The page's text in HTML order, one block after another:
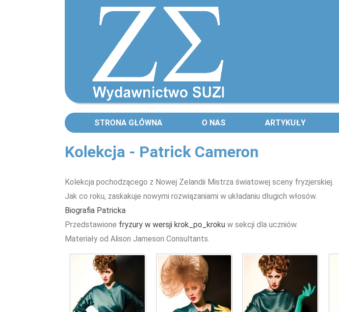
STRONA GŁÓWNA O NAS ARTYKUŁY
Kolekcja - Patrick Cameron
Kolekcja pochodzącego z Nowej Zelandii Mistrza światowej sceny fryzjerskiej.
Jak co roku, zaskakuje nowymi rozwiązaniami w układaniu długich włosów.
Biografia Patricka
Przedstawione fryzury w wersji krok_po_kroku w sekcji dla uczniów.
Materiały od Alison Jameson Consultants.